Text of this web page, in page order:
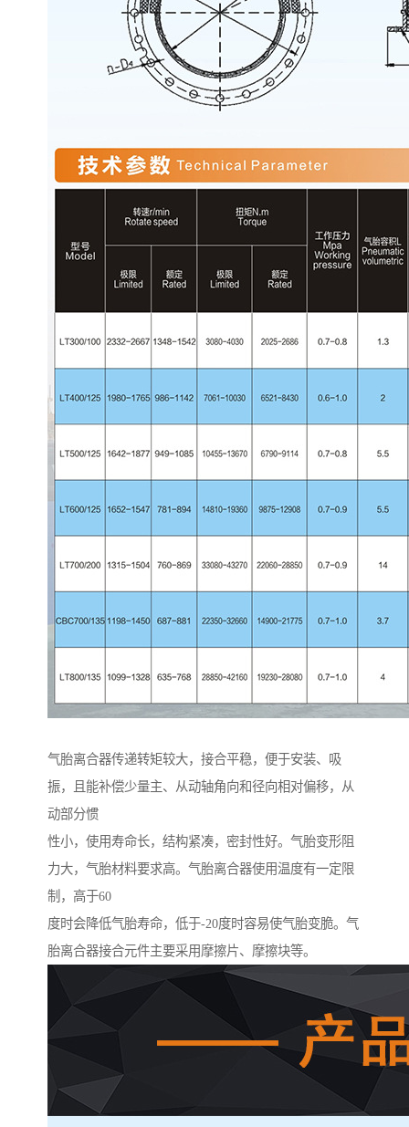
气胎离合器传递转矩较大，接合平稳，便于安装、吸
振，且能补偿少量主、从动轴角向和径向相对偏移，从
动部分惯
性小，使用寿命长，结构紧凑，密封性好。气胎变形阻
力大，气胎材料要求高。气胎离合器使用温度有一定限
制，高于60
度时会降低气胎寿命，低于-20度时容易使气胎变脆。气
胎离合器接合元件主要采用摩擦片、摩擦块等。